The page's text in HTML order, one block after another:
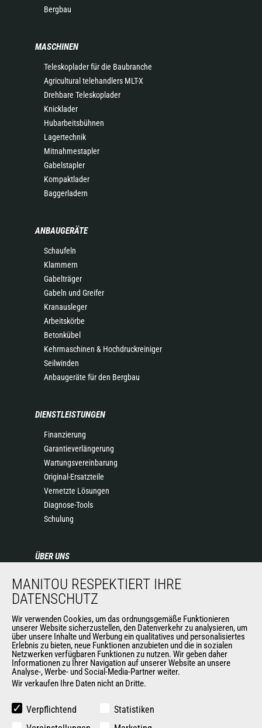
Bergbau
MASCHINEN
Teleskoplader für die Baubranche
Agricultural telehandlers MLT-X
Drehbare Teleskoplader
Knicklader
Hubarbeitsbühnen
Lagertechnik
Mitnahmestapler
Gabelstapler
Kompaktlader
Baggerladern
ANBAUGERÄTE
Schaufeln
Klammern
Gabelträger
Gabeln und Greifer
Kranausleger
Arbeitskörbe
Betonkübel
Kehrmaschinen & Hochdruckreiniger
Seilwinden
Anbaugeräte für den Bergbau
DIENSTLEISTUNGEN
Finanzierung
Garantieverlängerung
Wartungsvereinbarung
Original-Ersatzteile
Vernetzte Lösungen
Diagnose-Tools
Schulung
ÜBER UNS
Kontakt
Impressum
Datenschutz
Veranstaltungen
Neuigkeiten
Geschichte
MANITOU RESPEKTIERT IHRE
DATENSCHUTZ
Wir verwenden Cookies, um das ordnungsgemäße Funktionieren
unserer Website sicherzustellen, den Datenverkehr zu analysieren, um
über unsere Inhalte und Werbung ein qualitatives und personalisiertes
Erlebnis zu bieten, neue Funktionen anzubieten und die in sozialen
Netzwerken verfügbaren Funktionen zu nutzen. Wir geben daher
Informationen zu Ihrer Navigation auf unserer Website an unsere
Analyse-, Werbe- und Social-Media-Partner weiter.
Wir verkaufen Ihre Daten nicht an Dritte.
Verpflichtend
Statistiken